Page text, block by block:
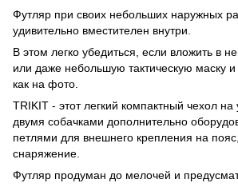
Футляр при своих небольших наружных
удивительно вместителен внутри.
В этом легко убедиться, если вложить в
или даже небольшую тактическую маску и
как на фото.
TRIKIT - этот легкий компактный чехол
двумя собачками дополнительно о
петлями для внешнего крепления на
снаряжение.
Футляр продуман до мелочей и